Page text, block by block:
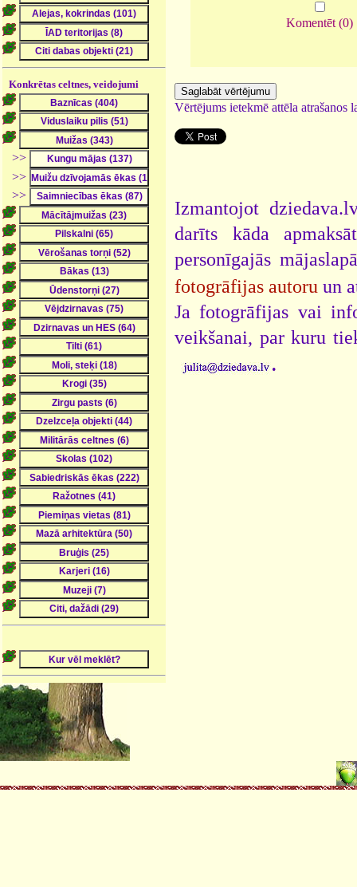
Konkrētas celtnes, veidojumi
>>
>>
>>
Komentēt (0)
Vērtējums ietekmē attēla atrašanos
Izmantojot
darīts kāda
personīgajās
fotogrāfijas autoru un
Ja fotogrāfijas vai
veikšanai, par kuru
.